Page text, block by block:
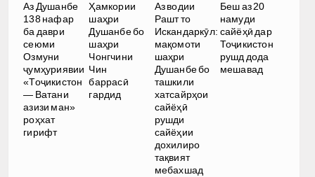
Аз Душанбе
138 нафар
ба даври
сеюми
Озмуни
ҷумҳуриявии
«Тоҷикистон
— Ватани
азизи ман»
роҳхат
гирифт
Ҳамкории
шаҳри
Душанбе бо
шаҳри
Чонгчини
Чин
баррасӣ
гардид
Аз водии
Рашт то
Искандаркӯл:
мақомоти
шаҳри
Душанбе бо
ташкили
хатсайрҳои
сайёҳӣ
рушди
сайёҳии
дохилиро
тақвият
мебахшад
Беш аз 20
намуди
сайёҳӣ дар
Тоҷикистон
рушд дода
мешавад